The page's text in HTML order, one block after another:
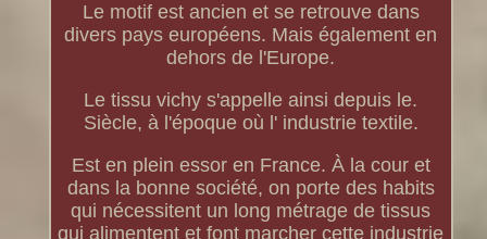
Le motif est ancien et se retrouve dans
divers pays européens. Mais également en
dehors de l'Europe.
Le tissu vichy s'appelle ainsi depuis le.
Siècle, à l'époque où l' industrie textile.
Est en plein essor en France. À la cour et
dans la bonne société, on porte des habits
qui nécessitent un long métrage de tissus
qui alimentent et font marcher cette industrie